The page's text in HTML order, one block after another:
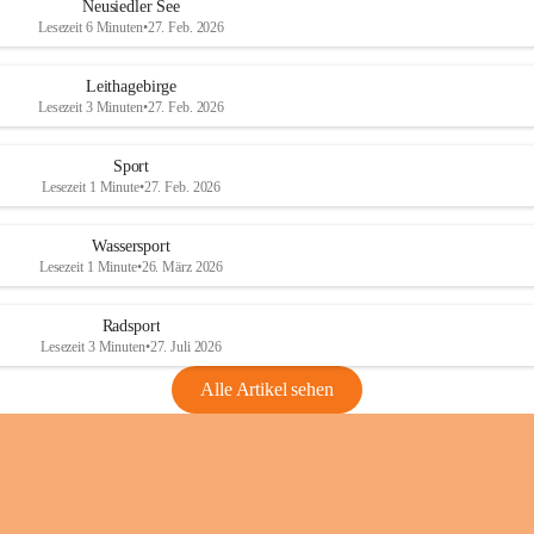
e
r
S
e
S
Neusiedler See
Lesezeit 6 Minuten•27. Feb. 2026
Leithagebirge
Lesezeit 3 Minuten•27. Feb. 2026
Sport
Lesezeit 1 Minute•27. Feb. 2026
Wassersport
Lesezeit 1 Minute•26. März 2026
Radsport
Lesezeit 3 Minuten•27. Juli 2026
Alle Artikel sehen